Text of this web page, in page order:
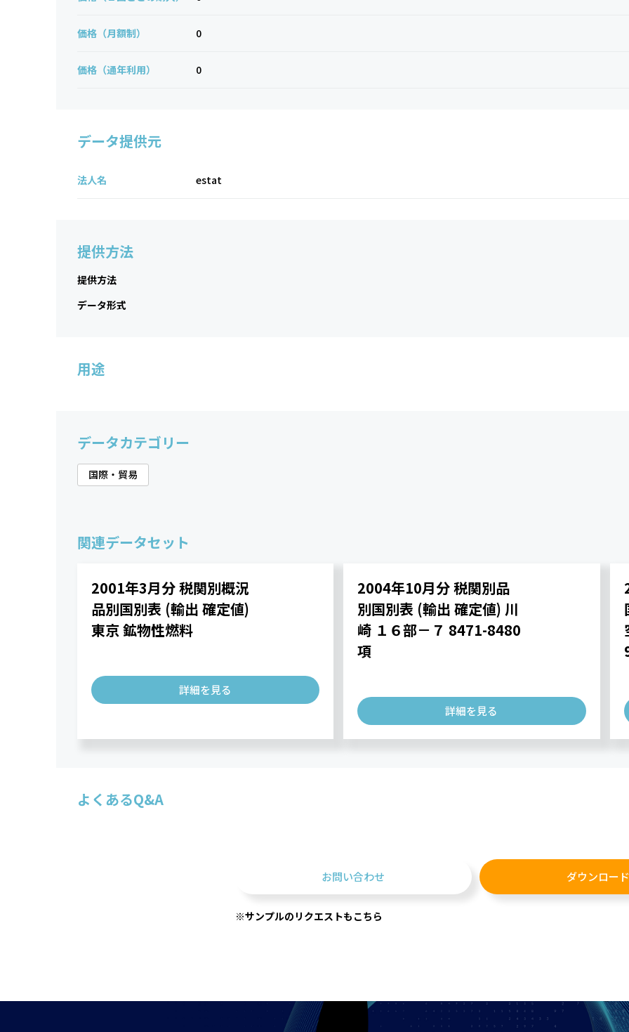
価格（月額制） 0
価格（通年利用） 0
データ提供元
法人名 estat
提供方法
提供方法
データ形式
用途
データカテゴリー
国際・貿易
関連データセット
2001年3月分 税関別概況
品別国別表 (輸出 確定値)
東京 鉱物性燃料
詳細を見る
2004年10月分 税関別品
別国別表 (輸出 確定値) 川
崎 １６部－７ 8471-8480
項
詳細を見る
よくあるQ&A
お問い合わせ
※サンプルのリクエストもこちら
ダウンロード